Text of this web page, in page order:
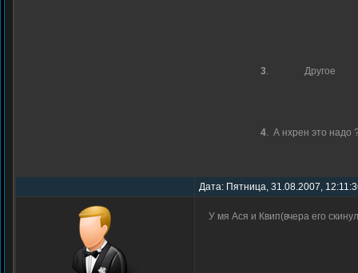
3. Другое
4. А нхрен это надо
Дата: Пятница, 31.08.2007,
У мя Ася и Квип(вчера его